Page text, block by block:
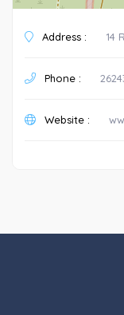
Address : 14
Phone :
Website :